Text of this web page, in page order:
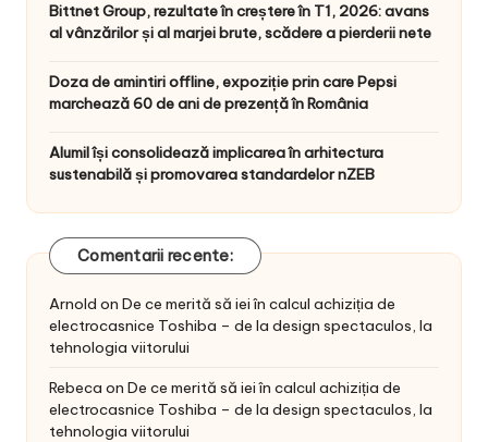
Bittnet Group, rezultate în creștere în T1, 2026: avans
al vânzărilor și al marjei brute, scădere a pierderii nete
Doza de amintiri offline, expoziție prin care Pepsi
marchează 60 de ani de prezență în România
Alumil își consolidează implicarea în arhitectura
sustenabilă și promovarea standardelor nZEB
Comentarii recente:
Arnold on De ce merită să iei în calcul achiziția de
electrocasnice Toshiba – de la design spectaculos, la
tehnologia viitorului
Rebeca on De ce merită să iei în calcul achiziția de
electrocasnice Toshiba – de la design spectaculos, la
tehnologia viitorului